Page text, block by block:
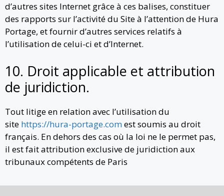
d’autres sites Internet grâce à ces balises, constituer
des rapports sur l’activité du Site à l’attention de Hura
Portage, et fournir d’autres services relatifs à
l’utilisation de celui-ci et d’Internet.
10. Droit applicable et attribution
de juridiction.
Tout litige en relation avec l’utilisation du
site https://hura-portage.comest soumis au droit
français. En dehors des cas où la loi ne le permet pas,
il est fait attribution exclusive de juridiction aux
tribunaux compétents de Paris